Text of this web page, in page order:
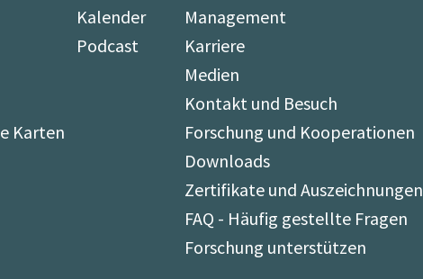
Karten
Kalender
Podcast
Management
Karriere
Medien
Kontakt und Besuch
Forschung und Kooperationen
Downloads
Zertifikate und Auszeichnungen
FAQ - Häufig gestellte Fragen
Forschung unterstützen